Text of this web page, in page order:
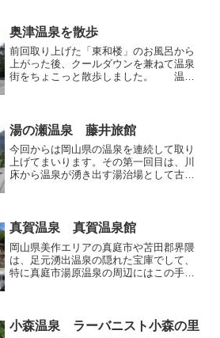
奥津温泉を散歩
前回取り上げた「東和楼」のお風呂から
上がった後、クールダウンを兼ねて温泉
街をちょこっと散歩しました。 温泉
ですが、この豪勢なハコモ...
湯の瀬温泉 藤井旅館
今回からは岡山県の温泉を連続して取り
上げてまいります。その第一回目は、川
床から温泉が湧き出す湯治場として古く
し合いをしてそうな、長閑...
真賀温泉 真賀温泉館
岡山県美作エリアの真庭市や苫田郡界隈
は、足元湧出温泉の隠れた宝庫でして、
特に真庭市湯原温泉の周辺にはこの手の
の「真賀温泉館」を訪れま...
小森温泉 ラーバニスト小森の里